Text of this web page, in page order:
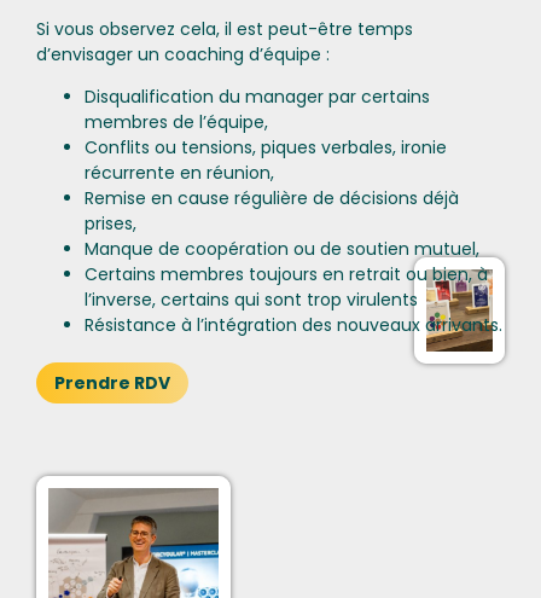
Si vous observez cela, il est peut-être temps
d’envisager un coaching d’équipe :
Disqualification du manager par certains
membres de l’équipe,
Conflits ou tensions, piques verbales, ironie
récurrente en réunion,
Remise en cause régulière de décisions déjà
prises,
Manque de coopération ou de soutien mutuel,
Certains membres toujours en retrait ou bien, à
l’inverse, certains qui sont trop virulents
Résistance à l’intégration des nouveaux arrivants.
Prendre RDV